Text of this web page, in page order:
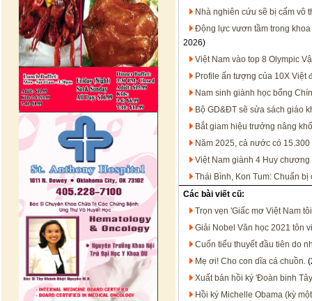
Nhà nghiên cứu sẽ bị cấm vô
Động lực vươn tầm trong
2026)
Việt Nam vào top 8 Olympic
Profile ấn tượng của 10X Việt
Nam sinh giành học bổng
Bộ GD&ĐT sẽ sửa sách giáo
Bắt giam hiệu trưởng nâng
Năm 2025, cả nước có
Việt Nam giành 4 Huy
Thái Bình, Kon Tum: Chuẩn
Các bài viết cũ:
Trọn vẹn 'Giấc mơ Việt Nam
Giải Nobel Văn học 2021 tôn
Cuốn tiểu thuyết đầu tiên do
Mẹ ơi! Cho con dĩa cá chuồn.
Xuất bản hồi ký 'Đoàn binh
Hồi ký Michelle Obama (kỳ